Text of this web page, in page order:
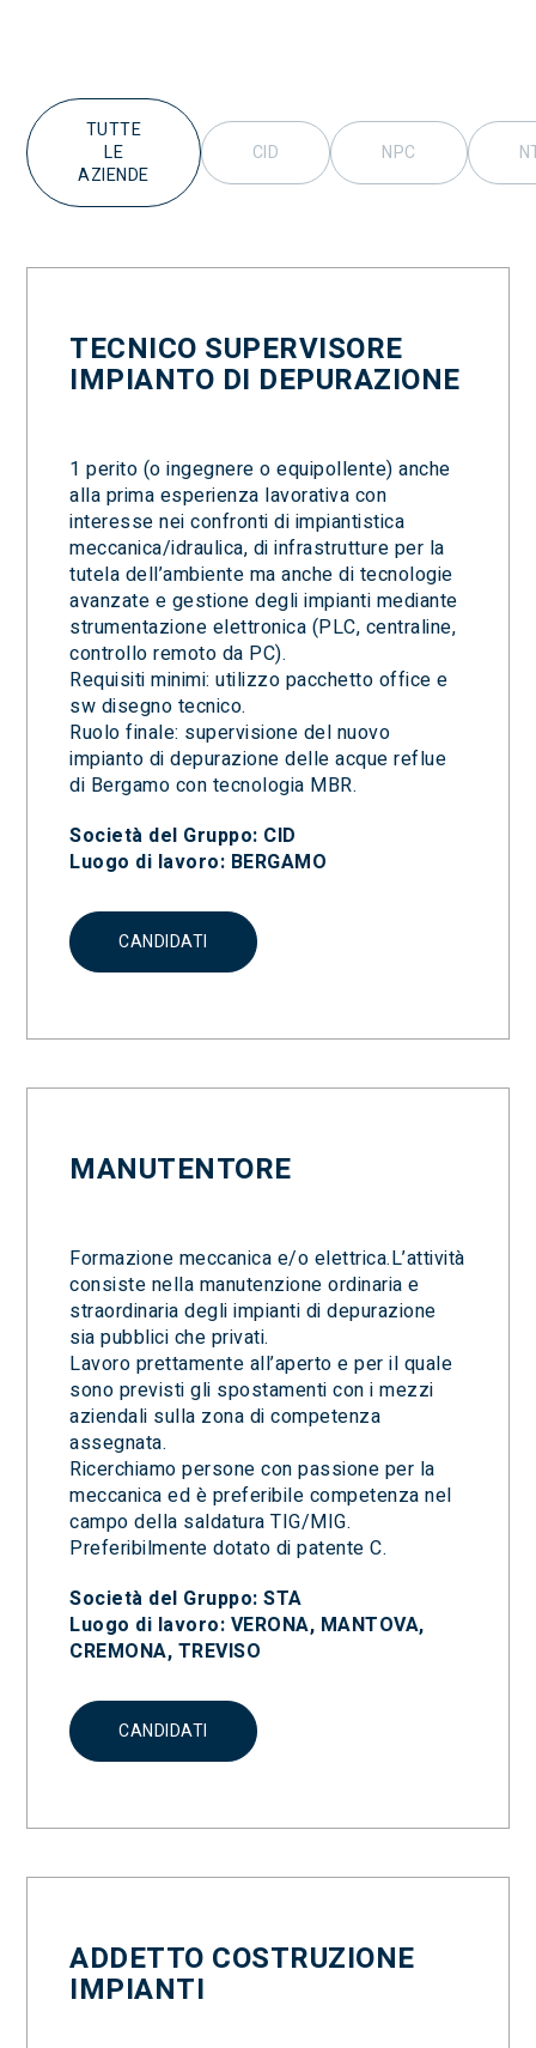
TUTTE
LE
AZIENDE
CID NPC
TECNICO SUPERVISORE
IMPIANTO DI DEPURAZIONE
1 perito (o ingegnere o equipollente) anche
alla prima esperienza lavorativa con
interesse nei confronti di impiantistica
meccanica/idraulica, di infrastrutture per la
tutela dell’ambiente ma anche di tecnologie
avanzate e gestione degli impianti mediante
strumentazione elettronica (PLC, centraline,
controllo remoto da PC).
Requisiti minimi: utilizzo pacchetto office e
sw disegno tecnico.
Ruolo finale: supervisione del nuovo
impianto di depurazione delle acque reflue
di Bergamo con tecnologia MBR.
Società del Gruppo: CID
Luogo di lavoro: BERGAMO
CANDIDATI
MANUTENTORE
Formazione meccanica e/o elettrica.L’attività
consiste nella manutenzione ordinaria e
straordinaria degli impianti di depurazione
sia pubblici che privati.
Lavoro prettamente all’aperto e per il quale
sono previsti gli spostamenti con i mezzi
aziendali sulla zona di competenza
assegnata.
Ricerchiamo persone con passione per la
meccanica ed è preferibile competenza nel
campo della saldatura TIG/MIG.
Preferibilmente dotato di patente C.
Società del Gruppo: STA
Luogo di lavoro: VERONA, MANTOVA,
CREMONA, TREVISO
CANDIDATI
ADDETTO COSTRUZIONE
IMPIANTI